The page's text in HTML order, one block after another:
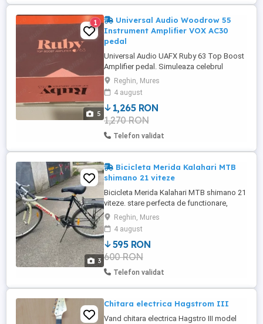
5
1
Universal Audio Woodrow 55
Instrument Amplifier VOX AC30
pedal
Universal Audio UAFX Ruby 63 Top Boost
Amplifier pedal. Simuleaza celebrul
amplificator VOX AC30
Reghin, Mures
4 august
1,265 RON
1,270 RON
Telefon validat
3
Bicicleta Merida Kalahari MTB
shimano 21 viteze
Bicicleta Merida Kalahari MTB shimano 21
viteze. stare perfecta de functionare,
cadru din aluminiu, schimbator-butuci roti-
angrenaj shimano , 21 viteze ( 3x7 ) , roti
din aluminiu , frane v-brake shimano
Reghin, Mures
4 august
595 RON
600 RON
Telefon validat
Chitara electrica Hagstrom III
Vand chitara electrica Hagstro III model